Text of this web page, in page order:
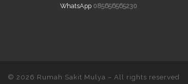
WhatsApp 085656565230
© 2026 Rumah Sakit Mulya – All rights reserved